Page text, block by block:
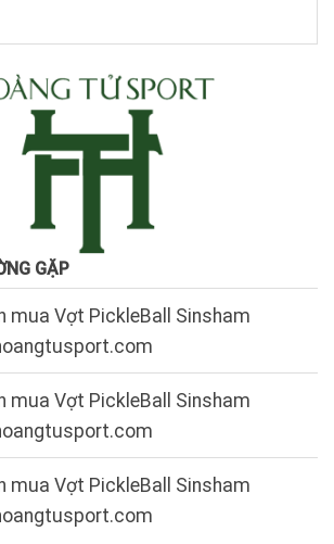
GẶP
mua Vợt PickleBall Sinsham
mua Vợt PickleBall Sinsham
mua Vợt PickleBall Sinsham